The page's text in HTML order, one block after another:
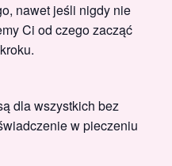
nawet jeśli nigdy nie
Ci od czego zacząć
dla wszystkich bez
w pieczeniu